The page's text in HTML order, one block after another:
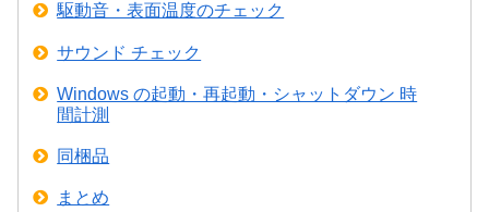
駆動音・表面温度のチェック
サウンド チェック
Windows の起動・再起動・シャットダウン 時
間計測
同梱品
まとめ